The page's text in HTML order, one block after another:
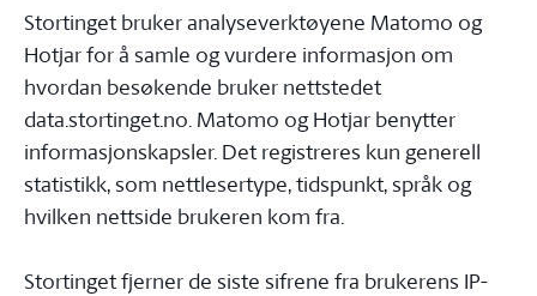
Stortinget bruker analyseverktøyene Matomo og
Hotjar for å samle og vurdere informasjon om
hvordan besøkende bruker nettstedet
data.stortinget.no. Matomo og Hotjar benytter
informasjonskapsler. Det registreres kun generell
statistikk, som nettlesertype, tidspunkt, språk og
hvilken nettside brukeren kom fra.
Stortinget fjerner de siste sifrene fra brukerens IP-